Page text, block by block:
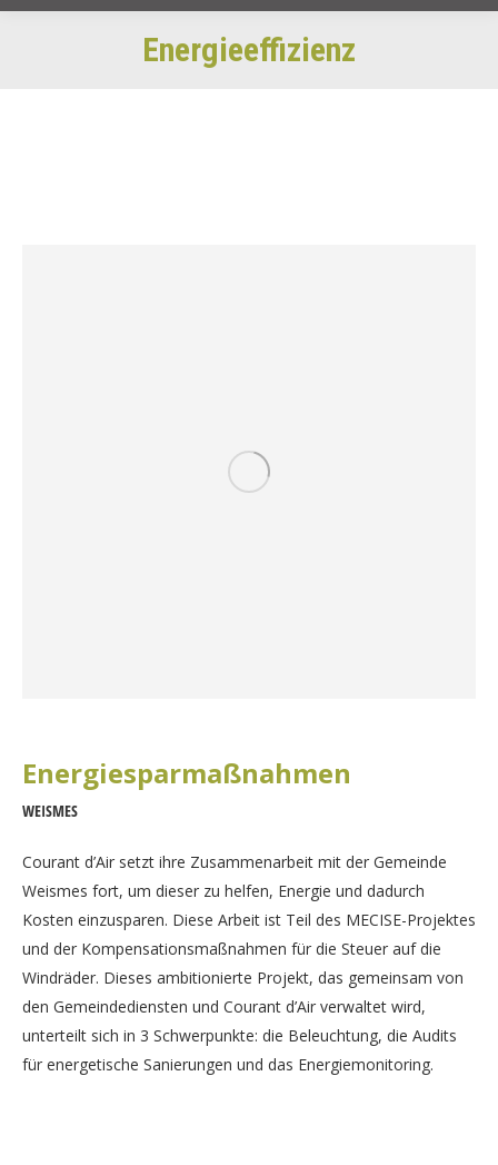
Energieeffizienz
Energiesparmaßnahmen
WEISMES
Courant d’Air setzt ihre Zusammenarbeit mit der Gemeinde
Weismes fort, um dieser zu helfen, Energie und dadurch
Kosten einzusparen. Diese Arbeit ist Teil des MECISE-Projektes
und der Kompensationsmaßnahmen für die Steuer auf die
Windräder. Dieses ambitionierte Projekt, das gemeinsam von
den Gemeindediensten und Courant d’Air verwaltet wird,
unterteilt sich in 3 Schwerpunkte: die Beleuchtung, die Audits
für energetische Sanierungen und das Energiemonitoring.